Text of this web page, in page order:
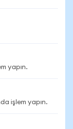
yapın.
işlem yapın.